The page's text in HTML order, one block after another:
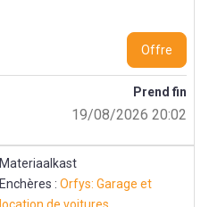
Offre
Prend fin
19/08/2026 20:02
Materiaalkast
Enchères :Orfys: Garage et
location de voitures